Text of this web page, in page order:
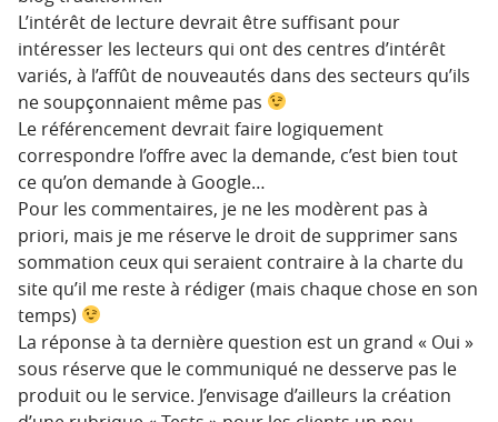
L’intérêt de lecture devrait être suffisant pour
intéresser les lecteurs qui ont des centres d’intérêt
variés, à l’affût de nouveautés dans des secteurs qu’ils
ne soupçonnaient même pas
Le référencement devrait faire logiquement
correspondre l’offre avec la demande, c’est bien tout
ce qu’on demande à Google…
Pour les commentaires, je ne les modèrent pas à
priori, mais je me réserve le droit de supprimer sans
sommation ceux qui seraient contraire à la charte du
site qu’il me reste à rédiger (mais chaque chose en son
temps)
La réponse à ta dernière question est un grand « Oui »
sous réserve que le communiqué ne desserve pas le
produit ou le service. J’envisage d’ailleurs la création